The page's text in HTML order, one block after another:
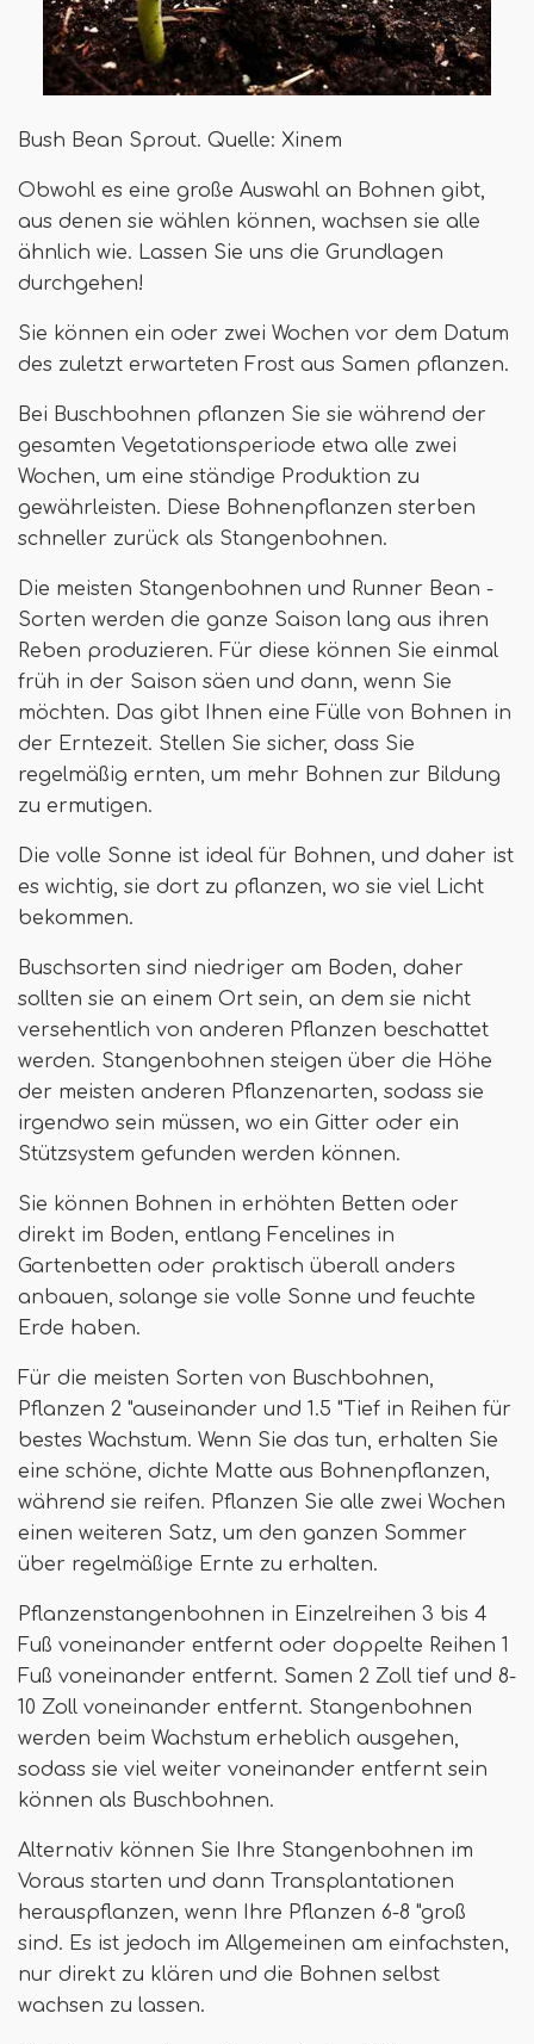
Bush Bean Sprout. Quelle: Xinem
Obwohl es eine große Auswahl an Bohnen gibt,
aus denen sie wählen können, wachsen sie alle
ähnlich wie. Lassen Sie uns die Grundlagen
durchgehen!
Sie können ein oder zwei Wochen vor dem Datum
des zuletzt erwarteten Frost aus Samen pflanzen.
Bei Buschbohnen pflanzen Sie sie während der
gesamten Vegetationsperiode etwa alle zwei
Wochen, um eine ständige Produktion zu
gewährleisten. Diese Bohnenpflanzen sterben
schneller zurück als Stangenbohnen.
Die meisten Stangenbohnen und Runner Bean -
Sorten werden die ganze Saison lang aus ihren
Reben produzieren. Für diese können Sie einmal
früh in der Saison säen und dann, wenn Sie
möchten. Das gibt Ihnen eine Fülle von Bohnen in
der Erntezeit. Stellen Sie sicher, dass Sie
regelmäßig ernten, um mehr Bohnen zur Bildung
zu ermutigen.
Die volle Sonne ist ideal für Bohnen, und daher ist
es wichtig, sie dort zu pflanzen, wo sie viel Licht
bekommen.
Buschsorten sind niedriger am Boden, daher
sollten sie an einem Ort sein, an dem sie nicht
versehentlich von anderen Pflanzen beschattet
werden. Stangenbohnen steigen über die Höhe
der meisten anderen Pflanzenarten, sodass sie
irgendwo sein müssen, wo ein Gitter oder ein
Stützsystem gefunden werden können.
Sie können Bohnen in erhöhten Betten oder
direkt im Boden, entlang Fencelines in
Gartenbetten oder praktisch überall anders
anbauen, solange sie volle Sonne und feuchte
Erde haben.
Für die meisten Sorten von Buschbohnen,
Pflanzen 2 "auseinander und 1.5 "Tief in Reihen für
bestes Wachstum. Wenn Sie das tun, erhalten Sie
eine schöne, dichte Matte aus Bohnenpflanzen,
während sie reifen. Pflanzen Sie alle zwei Wochen
einen weiteren Satz, um den ganzen Sommer
über regelmäßige Ernte zu erhalten.
Pflanzenstangenbohnen in Einzelreihen 3 bis 4
Fuß voneinander entfernt oder doppelte Reihen 1
Fuß voneinander entfernt. Samen 2 Zoll tief und 8-
10 Zoll voneinander entfernt. Stangenbohnen
werden beim Wachstum erheblich ausgehen,
sodass sie viel weiter voneinander entfernt sein
können als Buschbohnen.
Alternativ können Sie Ihre Stangenbohnen im
Voraus starten und dann Transplantationen
herauspflanzen, wenn Ihre Pflanzen 6-8 "groß
sind. Es ist jedoch im Allgemeinen am einfachsten,
nur direkt zu klären und die Bohnen selbst
wachsen zu lassen.